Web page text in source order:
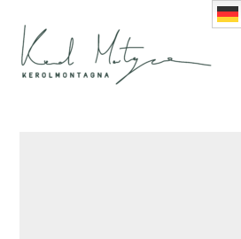
Direkt
zum
Inhalt